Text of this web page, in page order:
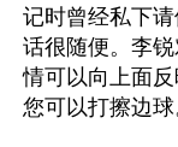
记时曾经私下
话很随便。李
情可以向上面反
您可以打擦边球